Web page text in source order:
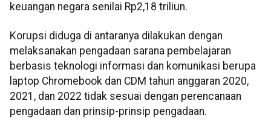
keuangan negara senilai Rp2,18 triliun.
Korupsi diduga di antaranya dilakukan dengan
melaksanakan pengadaan sarana pembelajaran
berbasis teknologi informasi dan komunikasi berupa
laptop Chromebook dan CDM tahun anggaran 2020,
2021, dan 2022 tidak sesuai dengan perencanaan
pengadaan dan prinsip-prinsip pengadaan.